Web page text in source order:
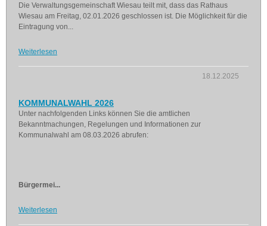
Die Verwaltungsgemeinschaft Wiesau teilt mit, dass das Rathaus
Wiesau am Freitag, 02.01.2026 geschlossen ist. Die Möglichkeit für die
Eintragung von...
Weiterlesen
18.12.2025
KOMMUNALWAHL 2026
Unter nachfolgenden Links können Sie die amtlichen
Bekanntmachungen, Regelungen und Informationen zur
Kommunalwahl am 08.03.2026 abrufen:
Bürgermei...
Weiterlesen